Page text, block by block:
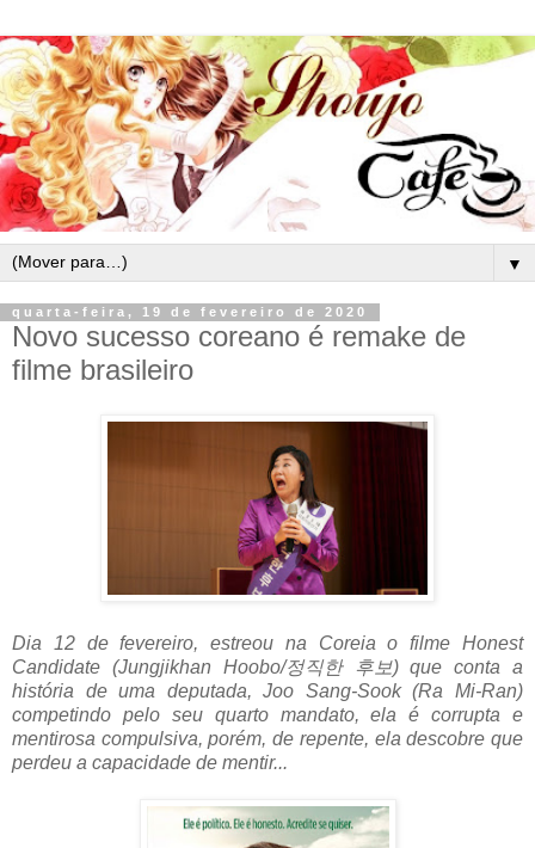
▼
quarta-feira, 19 de fevereiro de 2020
Novo sucesso coreano é remake de
filme brasileiro
Dia 12 de fevereiro, estreou na Coreia o filme Honest
Candidate (Jungjikhan Hoobo/정직한 후보) que conta a
história de uma deputada, Joo Sang-Sook (Ra Mi-Ran)
competindo pelo seu quarto mandato, ela é corrupta e
mentirosa compulsiva, porém, de repente, ela descobre que
perdeu a capacidade de mentir...